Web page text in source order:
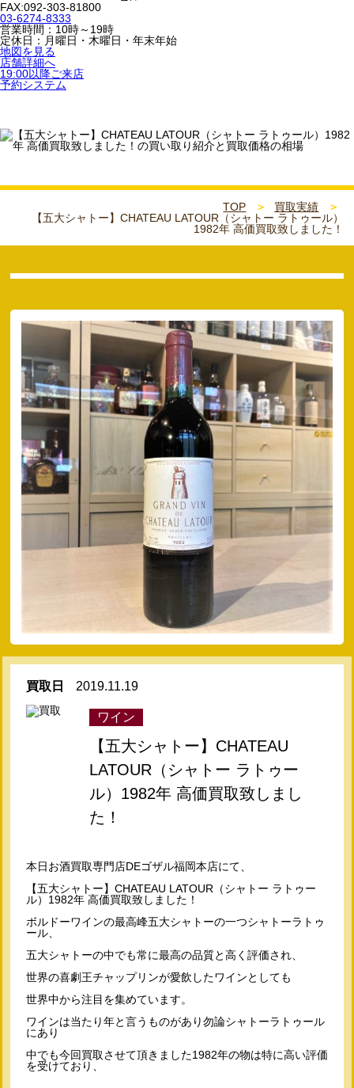
FAX:092-303-81800
03-6274-8333
営業時間：10時～19時
定休日：月曜日・木曜日・年末年始
地図を見る
店舗詳細へ
19:00以降ご来店
予約システム
TOP
買取実績
【五大シャトー】CHATEAU LATOUR（シャトー ラトゥール）
1982年 高価買取致しました！
買取日 2019.11.19
ワイン
【五大シャトー】CHATEAU
LATOUR（シャトー ラトゥー
ル）1982年 高価買取致しまし
た！
本日お酒買取専門店DEゴザル福岡本店にて、
【五大シャトー】CHATEAU LATOUR（シャトー ラトゥー
ル）1982年 高価買取致しました！
ボルドーワインの最高峰五大シャトーの一つシャトーラトゥ
ール、
五大シャトーの中でも常に最高の品質と高く評価され、
世界の喜劇王チャップリンが愛飲したワインとしても
世界中から注目を集めています。
ワインは当たり年と言うものがあり勿論シャトーラトゥール
にあり
中でも今回買取させて頂きました1982年の物は特に高い評価
を受けており、